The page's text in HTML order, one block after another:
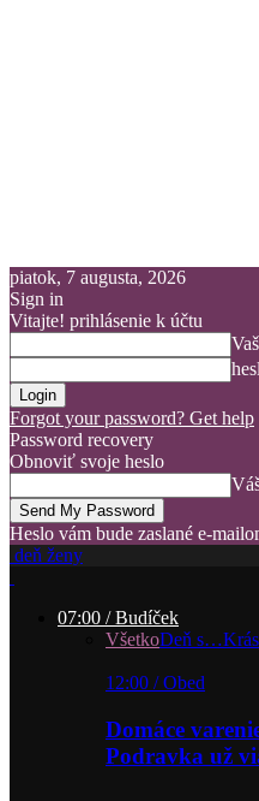
piatok, 7 augusta, 2026
Sign in
Vitajte! prihlásenie k účtu
Forgot your password? Get help
Password recovery
Obnoviť svoje heslo
Heslo vám bude zaslané e-
deň ženy
07:00 / Budíček
VšetkoDeň s…
12:00 / Obed
Domáce
Podravka už